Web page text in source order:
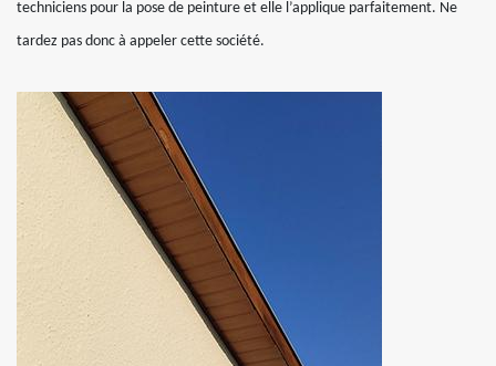
techniciens pour la pose de peinture et elle l’applique parfaitement. Ne
tardez pas donc à appeler cette société.